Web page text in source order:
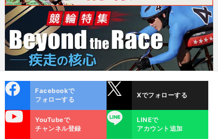
ok
Facebookで
フォローする
Xでフォローする
YouTubeで
チャンネル登録
LINE
LINEで
アカウント追加